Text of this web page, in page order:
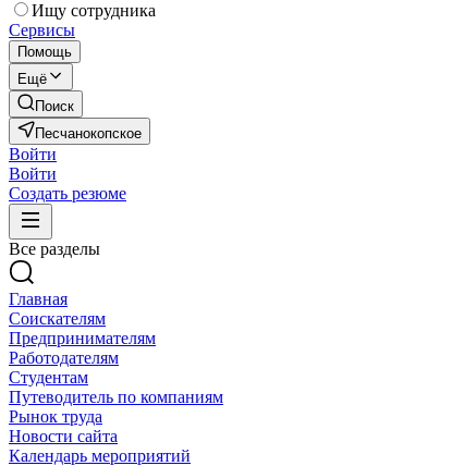
Ищу сотрудника
Сервисы
Помощь
Ещё
Поиск
Песчанокопское
Войти
Войти
Создать резюме
Все разделы
Главная
Соискателям
Предпринимателям
Работодателям
Студентам
Путеводитель по компаниям
Рынок труда
Новости сайта
Календарь мероприятий